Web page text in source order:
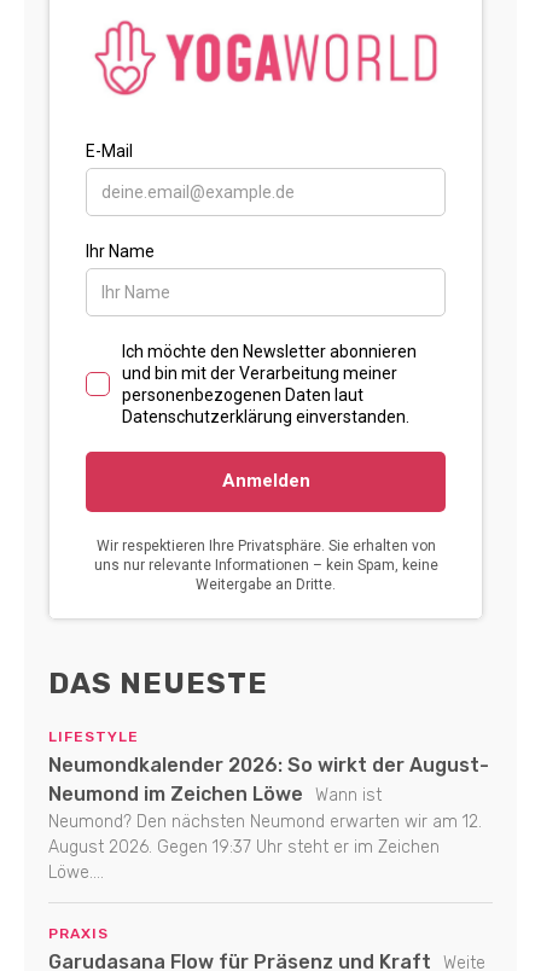
DAS NEUESTE
LIFESTYLE
Neumondkalender 2026: So wirkt der August-
Neumond im Zeichen Löwe
Wann ist
Neumond? Den nächsten Neumond erwarten wir am 12.
August 2026. Gegen 19:37 Uhr steht er im Zeichen
Löwe....
PRAXIS
Garudasana Flow für Präsenz und Kraft
Weite